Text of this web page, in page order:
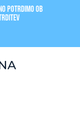
potrdimo ob